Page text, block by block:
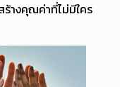
ร้างคุณค่าที่ไม่มีใคร